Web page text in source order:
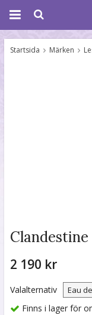
Startsida Märken
2 190 kr
Valalternativ
Finns i lager för